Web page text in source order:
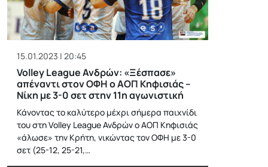
15.01.2023 | 20:45
Volley League Ανδρών: «Ξέσπασε»
απέναντι στον ΟΦΗ ο ΑΟΠ Κηφισιάς –
Νίκη με 3-0 σετ στην 11η αγωνιστική
Κάνοντας το καλύτερο μέχρι σήμερα παιχνίδι
του στη Volley League Ανδρών ο ΑΟΠ Κηφισιάς
«άλωσε» την Κρήτη, νικώντας τον ΟΦΗ με 3-0
σετ (25-12, 25-21,…